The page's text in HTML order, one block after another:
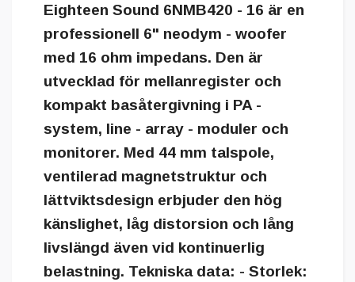
Eighteen Sound 6NMB420 - 16 är en
professionell 6" neodym - woofer
med 16 ohm impedans. Den är
utvecklad för mellanregister och
kompakt basåtergivning i PA -
system, line - array - moduler och
monitorer. Med 44 mm talspole,
ventilerad magnetstruktur och
lättviktsdesign erbjuder den hög
känslighet, låg distorsion och lång
livslängd även vid kontinuerlig
belastning. Tekniska data: - Storlek: